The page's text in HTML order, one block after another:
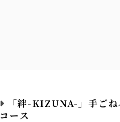
「絆-KIZUNA-」手ご
コース